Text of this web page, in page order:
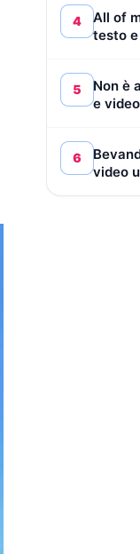
4
All of
testo
5
Non è
e
6
video